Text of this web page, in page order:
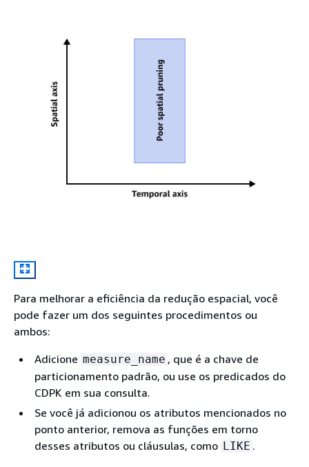
Para melhorar a eficiência da redução espacial, você
pode fazer um dos seguintes procedimentos ou
ambos:
Adicione measure_name , que é a chave de
particionamento padrão, ou use os predicados do
CDPK em sua consulta.
Se você já adicionou os atributos mencionados no
ponto anterior, remova as funções em torno
desses atributos ou cláusulas, como LIKE .